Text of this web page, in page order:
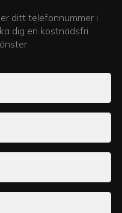
ditt telefonnummer i
dig en kostnadsfri